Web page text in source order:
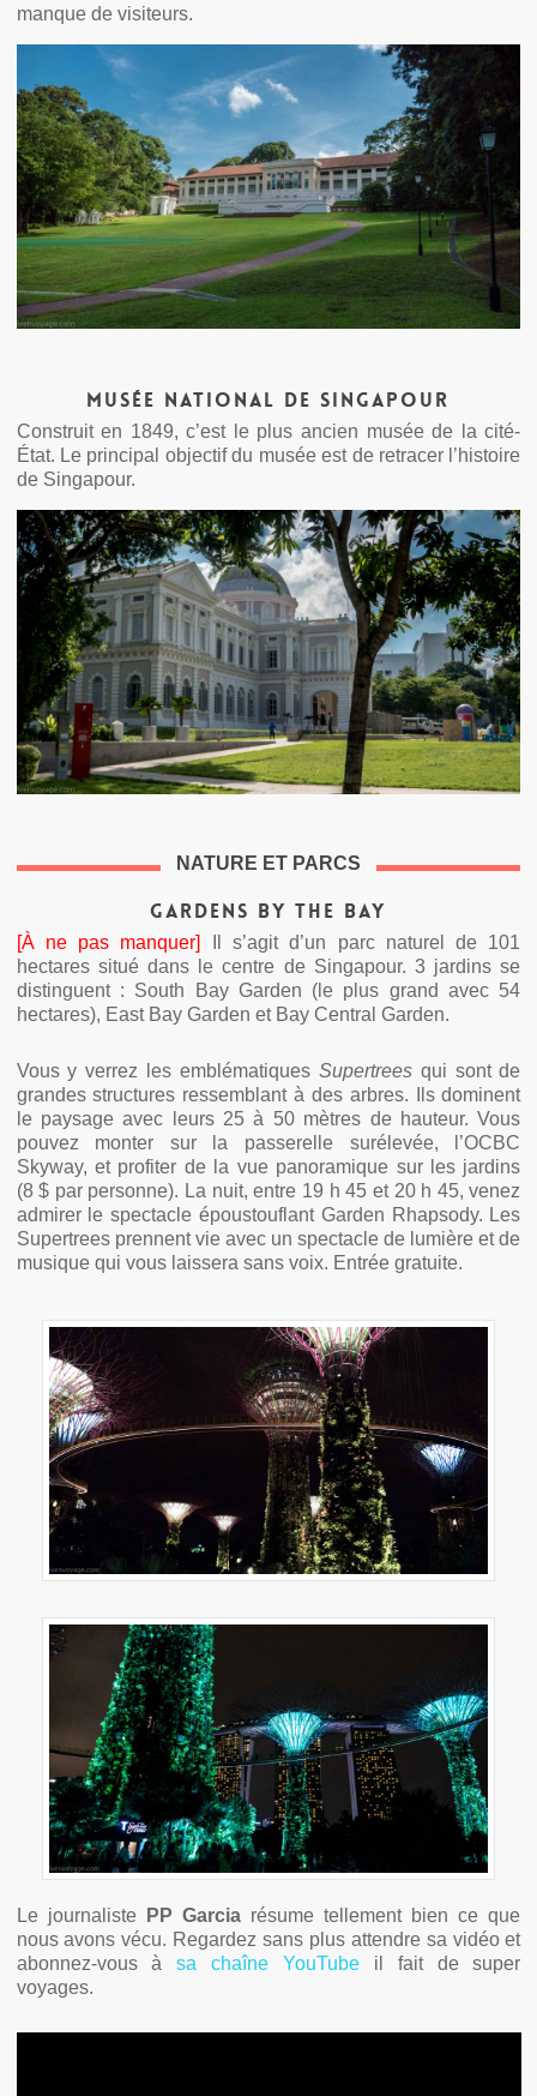
manque de visiteurs.
Musée National de Singapour
Construit en 1849, c’est le plus ancien musée de la cité-
État. Le principal objectif du musée est de retracer l’histoire
de Singapour.
NATURE ET PARCS
Gardens by the bay
[À ne pas manquer]
Il s’agit d’un parc naturel de 101
hectares situé dans le centre de Singapour. 3 jardins se
distinguent : South Bay Garden (le plus grand avec 54
hectares), East Bay Garden et Bay Central Garden.
Vous y verrez les emblématiques Supertrees qui sont de
grandes structures ressemblant à des arbres. Ils dominent
le paysage avec leurs 25 à 50 mètres de hauteur. Vous
pouvez monter sur la passerelle surélevée, l’OCBC
Skyway, et profiter de la vue panoramique sur les jardins
(8 $ par personne). La nuit, entre 19 h 45 et 20 h 45, venez
admirer le spectacle époustouflant Garden Rhapsody. Les
Supertrees prennent vie avec un spectacle de lumière et de
musique qui vous laissera sans voix. Entrée gratuite.
Le journaliste PP Garciarésume tellement bien ce que
nous avons vécu. Regardez sans plus attendre sa vidéo et
abonnez-vous àsa chaîne YouTube il fait de super
voyages.